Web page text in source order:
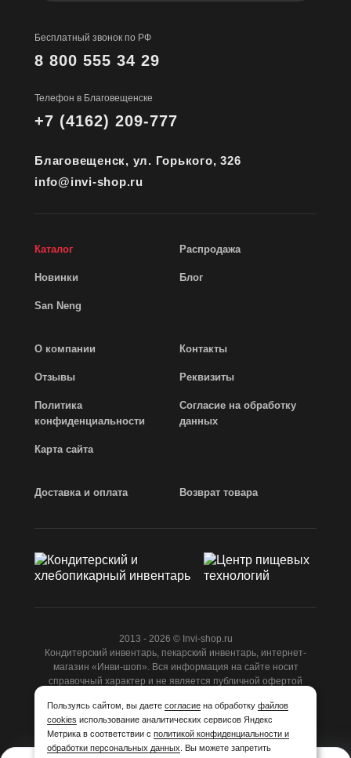
Бесплатный звонок по РФ
8 800 555 34 29
Телефон в Благовещенске
+7 (4162) 209-777
Благовещенск, ул. Горького, 326
info@invi-shop.ru
Каталог Распродажа
Новинки Блог
San Neng
О компании Контакты
Отзывы Реквизиты
Политика
конфиденциальности
Согласие на обработку
данных
Карта сайта
Доставка и оплата Возврат товара
2013 - 2026 © Invi-shop.ru
Кондитерский инвентарь, пекарский инвентарь, интернет-
магазин «Инви-шоп». Вся информация на сайте носит
справочный характер и не является публичной офертой
РазработаноСтудией Z-Labs
Пользуясь сайтом, вы даете согласие на обработку файлов
cookies использование аналитических сервисов Яндекс
Метрика в соответствии с политикой конфиденциальности и
обработки персональных данных . Вы можете запретить